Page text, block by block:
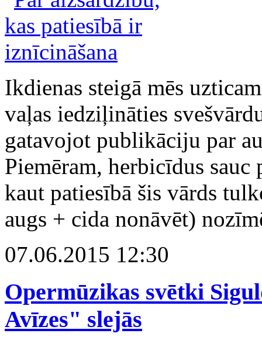
Ikdienas steigā mēs
vaļas iedziļināties
gatavojot publikāciju par
Piemēram, herbicīdus
kaut patiesībā šis vārds
augs + cida nonāvēt)
07.06.2015 12:30
Opermūzikas svētki
Avīzes" slejās